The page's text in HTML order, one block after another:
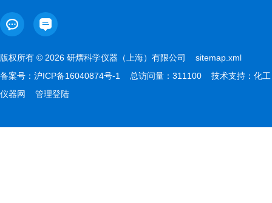
版权所有 © 2026 研熠科学仪器（上海）有限公司 sitemap.xml
备案号： 沪ICP备16040874号-1 总访问量：311100 技术支持： 化工
仪器网
管理登陆